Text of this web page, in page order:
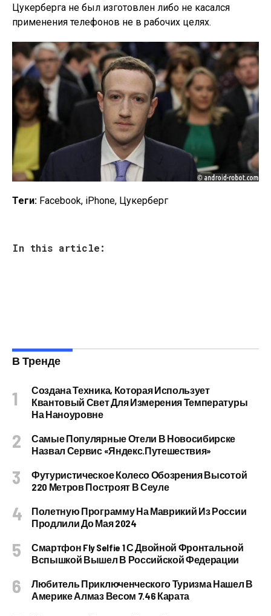
Цукерберга не был изготовлен либо не касался
применения телефонов не в рабочих целях.
Теги: Facebook, iPhone, Цукерберг
In this article:
В Тренде
Создана Техника, Которая Использует
Квантовый Свет Для Измерения Температуры
На Наноуровне
Самые Популярные Отели В Новосибирске
Назвал Сервис «Яндекс.Путешествия»
Футуристическое Колесо Обозрения Высотой
220 Метров Построят В Сеуле
Полетную Программу На Маврикий Из России
Продлили До Мая 2024
Смартфон Fly Selfie 1 С Двойной Фронтальной
Вспышкой Вышел В Российской Федерации
Любитель Приключенческого Туризма Нашел В
Америке Алмаз Весом 7.46 Карата